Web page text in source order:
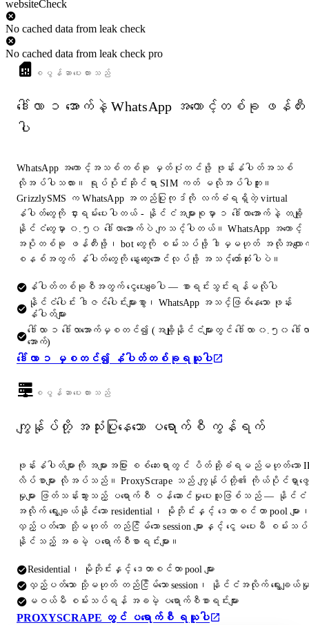
websiteCheck
No cached data from leak check
No cached data from leak check pro
စပွန်ဆာပေးထားသည်
ဒေါ်လာ ၁ အောက်နဲ့ WhatsApp အကောင့်တစ်ခု ဖန်တီး
ပါ
WhatsApp အကောင့်အသစ်တစ်ခု မှတ်ပုံတင်ဖို့ ဖုန်းနံပါတ်အသစ်
လိုအပ်ပါသလား။ ရုပ်ပိုင်းဆိုင်ရာ SIM ကတ် မလိုအပ်ပါဘူး။
GrizzlySMS က WhatsApp အတည်ပြုကုဒ်ကို လက်ခံရရှိတဲ့ virtual
နံပါတ်တွေကို ငှားရမ်းပေးပါတယ် - နိုင်ငံအများစုမှာ ၁ ဒေါ်လာအောက်နဲ့ တချို့
နိုင်ငံတွေမှာ ၀.၅၀ ဒေါ်လာအောက်ပဲ ကျသင့်ပါတယ်။ WhatsApp အကောင့်
အပိုတစ်ခု ဖန်တီးဖို့၊ bot တွေကို စမ်းသပ်ဖို့ ဒါမှမဟုတ် အလိုအလျော
စနစ်အတွက် နံပါတ်တွေကို နွေးထွေးအောင်လုပ်ဖို့ အသင့်တော်ဆုံးပါပဲ။
နံပါတ်တစ်ခုစီအတွက် ငွေပေးချေပါ — စာရင်းသွင်းရန်မလိုပါ
နိုင်ငံပေါင်း ဒါဇင်ပေါင်းများစွာ၊ WhatsApp အသင့်ဖြစ်နေသော ဖုန်း
နံပါတ်များ
ဒေါ်လာ ၁ ဒေါ်လာအောက်မှစတင်၍ (အချို့နိုင်ငံများတွင် ဒေါ်လာ ၀.၅၀ ဒေါ်လ
အောက်)
ဒေါ်လာ ၁ မှစတင်၍ နံပါတ်တစ်ခုရယူပါ
စပွန်ဆာပေးထားသည်
ကျွန်ုပ်တို့ အသုံးပြုနေသော ပရောက်စီ ကွန်ရက်
ဖုန်းနံပါတ်များကို အများအပြား စစ်ဆေးရာတွင် ပိတ်ဆို့ခံရမည်မဟုတ်သော
လိပ်စာများ လိုအပ်သည်။ ProxyScrape သည် ကျွန်ုပ်တို့၏ ကိုယ်ပိုင်ရှာဖွေ
မှုများ ဖြတ်သန်းသွားသည့် ပရောက်စီ ဝန်ဆောင်မှုပေးသူဖြစ်သည် — နိုင်ငံ
အလိုက် ရွေးချယ်နိုင်သော residential၊ မိုဘိုင်းနှင့် ဒေတာစင်တာ pool များ
လှည့်ပတ်သော သို့မဟုတ် တည်ငြိမ်သော session များနှင့် ငွေမပေးမီ စမ်းသပ်
နိုင်သည့် အခမဲ့ ပရောက်စီစာရင်းများ။
Residential၊ မိုဘိုင်းနှင့် ဒေတာစင်တာ pool များ
လှည့်ပတ်သော သို့မဟုတ် တည်ငြိမ်သော session၊ နိုင်ငံအလိုက် ရွေးချယ်မှု
မဝယ်မီ စမ်းသပ်ရန် အခမဲ့ ပရောက်စီစာရင်းများ
PROXYSCRAPE တွင် ပရောက်စီ ရယူပါ